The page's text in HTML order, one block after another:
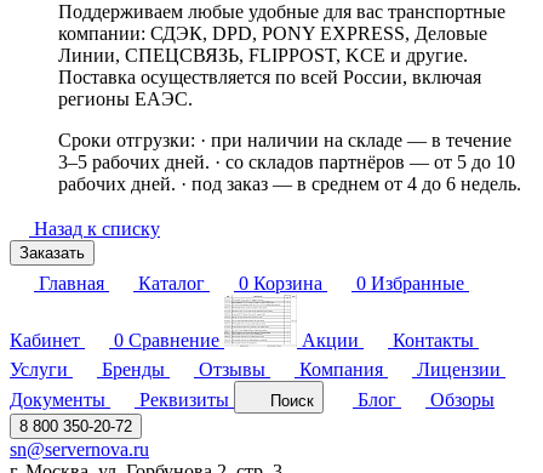
Поддерживаем любые удобные для вас транспортные
компании: СДЭК, DPD, PONY EXPRESS, Деловые
Линии, СПЕЦСВЯЗЬ, FLIPPOST, KCE и другие.
Поставка осуществляется по всей России, включая
регионы ЕАЭС.
Сроки отгрузки: · при наличии на складе — в течение
3–5 рабочих дней. · со складов партнёров — от 5 до 10
рабочих дней. · под заказ — в среднем от 4 до 6 недель.
Назад к списку
Заказать
Главная Каталог 0 Корзина 0 Избранные
Кабинет 0 Сравнение Акции
Контакты
Услуги
Бренды Отзывы Компания
Лицензии
Документы
Реквизиты Поиск Блог Обзоры
8 800 350-20-72
sn@servernova.ru